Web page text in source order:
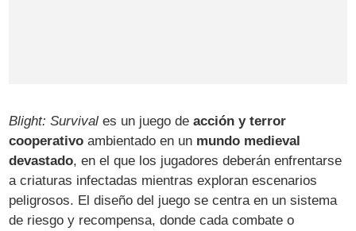
Blight: Survival es un juego deacción y terror
cooperativo ambientado en un mundo medieval
devastado, en el que los jugadores deberán enfrentarse
a criaturas infectadas mientras exploran escenarios
peligrosos. El diseño del juego se centra en un sistema
de riesgo y recompensa, donde cada combate o